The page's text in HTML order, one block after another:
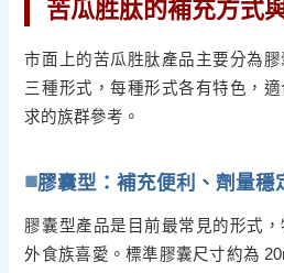
苦瓜胜肽的補充方式
市面上的苦瓜胜肽產品主要分為
三種形式，每種形式各有特色，
求的族群參考。
膠囊型：補充便利、劑量穩
膠囊型產品是目前最常見的形式
外食族喜愛。標準膠囊尺寸約為